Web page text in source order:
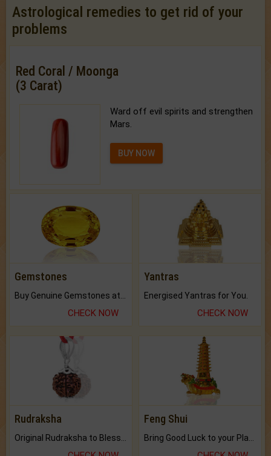
Astrological remedies to get rid of your
problems
Red Coral / Moonga
(3 Carat)
Ward off evil spirits and strengthen
Mars.
BUY NOW
Gemstones
CHECK NOW
Yantras
Energised Yantras for You.
CHECK NOW
Rudraksha Feng Shui